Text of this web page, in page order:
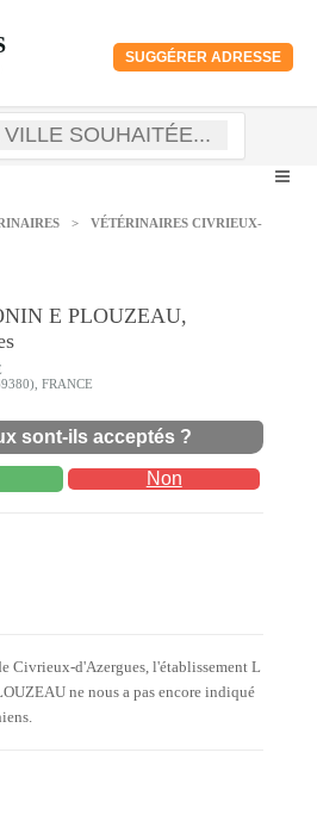
SUGGÉRER ADRESSE
>
VÉTÉRINAIRES CIVRIEUX-
E PLOUZEAU,
FRANCE
sont-ils acceptés ?
Non
Civrieux-d'Azergues, l'établissement L
ne nous a pas encore indiqué